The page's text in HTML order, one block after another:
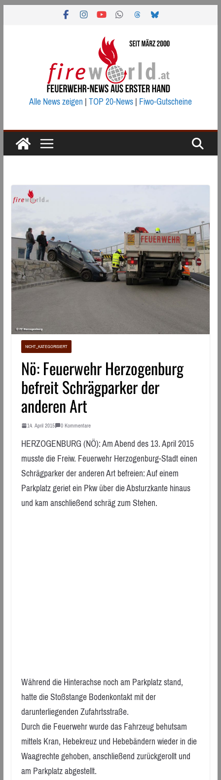
Alle News zeigen|TOP 20-News|Fiwo-Gutscheine
NICHT_KATEGORISIERT
Nö: Feuerwehr Herzogenburg
befreit Schrägparker der
anderen Art
14. April 2015 0 Kommentare
HERZOGENBURG (NÖ): Am Abend des 13. April 2015
musste die Freiw. Feuerwehr Herzogenburg-Stadt einen
Schrägparker der anderen Art befreien: Auf einem
Parkplatz geriet ein Pkw über die Absturzkante hinaus
und kam anschließend schräg zum Stehen.
Während die Hinterachse noch am Parkplatz stand,
hatte die Stoßstange Bodenkontakt mit der
darunterliegenden Zufahrtsstraße.
Durch die Feuerwehr wurde das Fahrzeug behutsam
mittels Kran, Hebekreuz und Hebebändern wieder in die
Waagrechte gehoben, anschließend zurückgerollt und
am Parkplatz abgestellt.